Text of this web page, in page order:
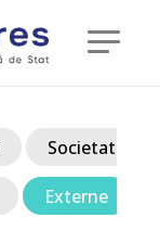
Societate
Externe